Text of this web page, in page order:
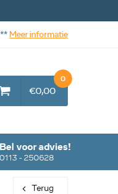
Bel voor advies!
0113 - 250628
€0,00
0
Meer informatie
Terug